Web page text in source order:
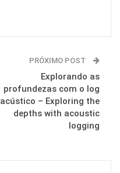
PRÓXIMO POST
Explorando as
profundezas com o log
acústico – Exploring the
depths with acoustic
logging